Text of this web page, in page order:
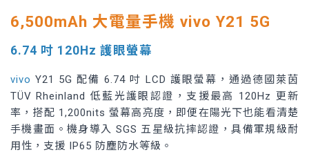
6,500mAh 大電量手機 vivo Y21 5G
6.74 吋 120Hz 護眼螢幕
vivo Y21 5G 配備 6.74 吋 LCD 護眼螢幕，通過德國萊茵
TÜV Rheinland 低藍光護眼認證，支援最高 120Hz 更新
率，搭配 1,200nits 螢幕高亮度，即便在陽光下也能看清楚
手機畫面。機身導入 SGS 五星級抗摔認證，具備軍規級耐
用性，支援 IP65 防塵防水等級。